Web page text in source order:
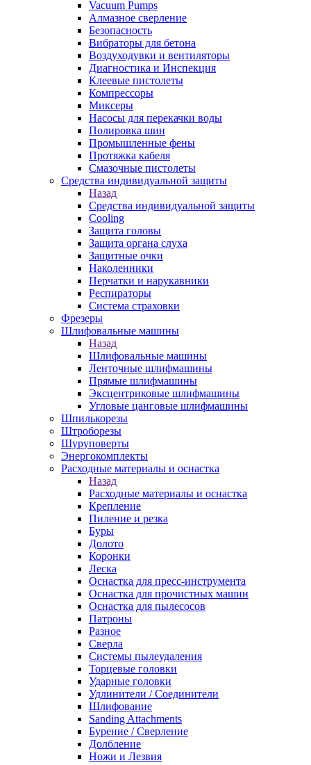
Vacuum Pumps
Алмазное сверление
Безопасность
Вибраторы для бетона
Воздуходувки и вентиляторы
Диагностика и Инспекция
Клеевые пистолеты
Компрессоры
Миксеры
Насосы для перекачки воды
Полировка шин
Промышленные фены
Протяжка кабеля
Смазочные пистолеты
Средства индивидуальной защиты
Назад
Средства индивидуальной защиты
Cooling
Защита головы
Защита органа слуха
Защитные очки
Наколенники
Перчатки и нарукавники
Респираторы
Система страховки
Фрезеры
Шлифовальные машины
Назад
Шлифовальные машины
Ленточные шлифмашины
Прямые шлифмашины
Эксцентриковые шлифмашины
Угловые цанговые шлифмашины
Шпилькорезы
Штроборезы
Шуруповерты
Энергокомплекты
Расходные материалы и оснастка
Назад
Расходные материалы и оснастка
Крепление
Пиление и резка
Буры
Долото
Коронки
Леска
Оснастка для пресс-инструмента
Оснастка для прочистных машин
Оснастка для пылесосов
Патроны
Разное
Сверла
Системы пылеудаления
Торцевые головки
Ударные головки
Удлинители / Соединители
Шлифование
Sanding Attachments
Бурение / Сверление
Долбление
Ножи и Лезвия